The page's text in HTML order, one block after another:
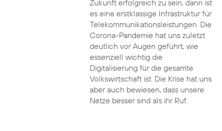
Zukunft erfolgreich zu sein, dann ist
es eine erstklassige Infrastruktur für
Telekommunikationsleistungen. Die
Corona-Pandemie hat uns zuletzt
deutlich vor Augen geführt, wie
essenziell wichtig die
Digitalisierung für die gesamte
Volkswirtschaft ist. Die Krise hat uns
aber auch bewiesen, dass unsere
Netze besser sind als ihr Ruf.